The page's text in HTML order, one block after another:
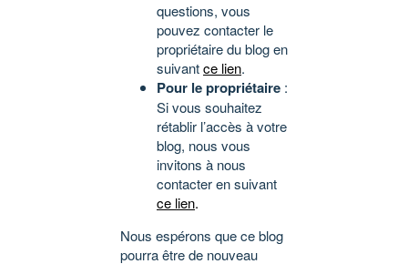
questions, vous
pouvez contacter le
propriétaire du blog en
suivantce lien.
Pour le propriétaire :
Si vous souhaitez
rétablir l’accès à votre
blog, nous vous
invitons à nous
contacter en suivant
ce lien.
Nous espérons que ce blog
pourra être de nouveau